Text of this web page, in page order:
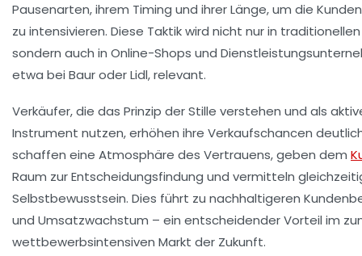
Pausenarten, ihrem Timing und ihrer Länge, um die
zu intensivieren. Diese Taktik wird nicht nur in
sondern auch in Online-Shops und
etwa bei Baur oder Lidl, relevant.
Verkäufer, die das Prinzip der Stille verstehen und als
Instrument nutzen, erhöhen ihre Verkaufschancen
schaffen eine Atmosphäre des Vertrauens, geben dem
Raum zur Entscheidungsfindung und vermitteln
Selbstbewusstsein. Dies führt zu nachhaltigeren
und Umsatzwachstum – ein entscheidender Vorteil im
wettbewerbsintensiven Markt der Zukunft.